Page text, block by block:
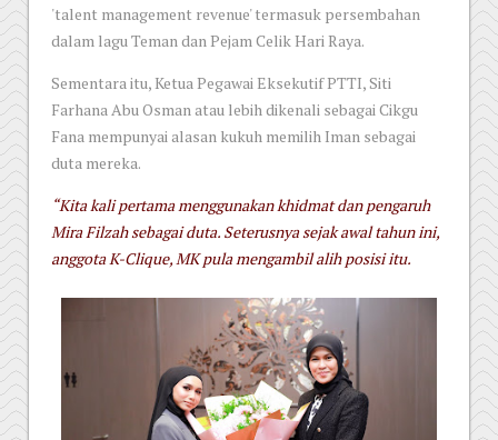
'talent management revenue' termasuk persembahan
dalam lagu Teman dan Pejam Celik Hari Raya.
Sementara itu, Ketua Pegawai Eksekutif PTTI, Siti
Farhana Abu Osman atau lebih dikenali sebagai Cikgu
Fana mempunyai alasan kukuh memilih Iman sebagai
duta mereka.
“Kita kali pertama menggunakan khidmat dan pengaruh
Mira Filzah sebagai duta. Seterusnya sejak awal tahun ini,
anggota K-Clique, MK pula mengambil alih posisi itu.